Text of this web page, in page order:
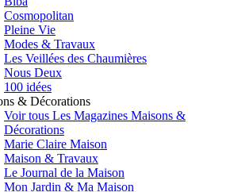
Cosmopolitan
Pleine Vie
Modes & Travaux
Les Veillées des Chaumières
Nous Deux
100 idées
& Décorations
Voir tous Les Magazines Maisons &
Décorations
Marie Claire Maison
Maison & Travaux
Le Journal de la Maison
Mon Jardin & Ma Maison